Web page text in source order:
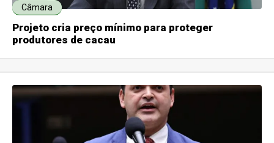
Câmara
Projeto cria preço mínimo para proteger
produtores de cacau